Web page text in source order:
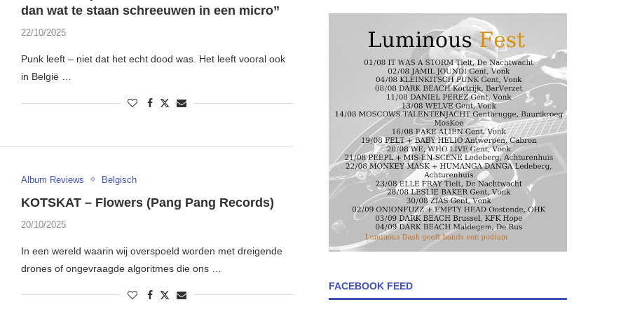
dan wat te staan schreeuwen in een micro”
22/10/2025
Punk leeft – niet dat het echt dood was. Het leeft vooral ook
in België …
Album Reviews Belgisch
KOTSKAT – Flowers (Pang Pang Records)
20/10/2025
In een wereld waarin wij overspoeld worden met dreigende
drones of ongevraagde algoritmes die ons …
FACEBOOK FEED